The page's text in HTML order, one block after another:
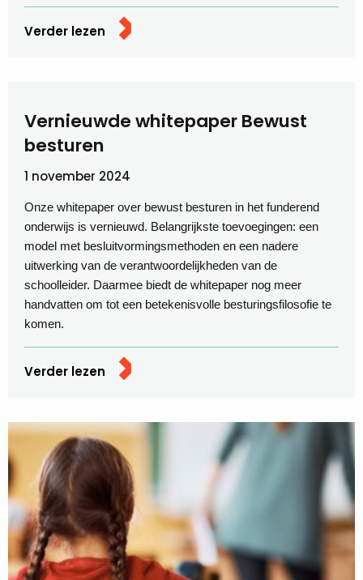
Verder lezen
Vernieuwde whitepaper Bewust
besturen
1 november 2024
Onze whitepaper over bewust besturen in het funderend
onderwijs is vernieuwd. Belangrijkste toevoegingen: een
model met besluitvormingsmethoden en een nadere
uitwerking van de verantwoordelijkheden van de
schoolleider. Daarmee biedt de whitepaper nog meer
handvatten om tot een betekenisvolle besturingsfilosofie te
komen.
Verder lezen